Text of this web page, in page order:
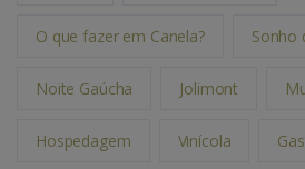
O que fazer em Canela? Sonho
Noite Gaúcha Jolimont
Hospedagem Vinícola